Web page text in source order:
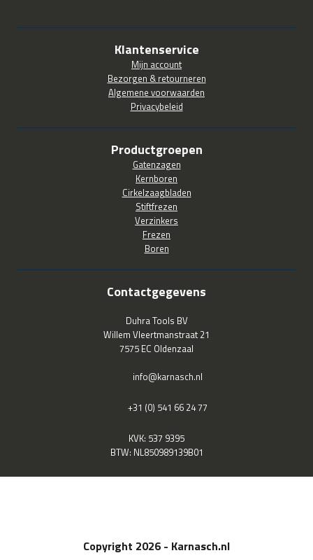
Klantenservice
Mijn account
Bezorgen & retourneren
Algemene voorwaarden
Privacybeleid
Productgroepen
Gatenzagen
Kernboren
Cirkelzaagbladen
Stiftfrezen
Verzinkers
Frezen
Boren
Contactgegevens
Duhra Tools BV
Willem Vleertmanstraat 21
7575 EC Oldenzaal
info@karnasch.nl
+31 (0) 541 66 24 77
KVK: 537 9395
BTW: NL850989139B01
Copyright 2026 - Karnasch.nl